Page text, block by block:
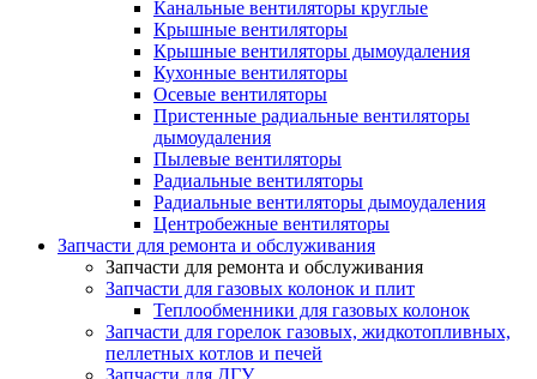
Канальные вентиляторы круглые
Крышные вентиляторы
Крышные вентиляторы дымоудаления
Кухонные вентиляторы
Осевые вентиляторы
Пристенные радиальные вентиляторы
дымоудаления
Пылевые вентиляторы
Радиальные вентиляторы
Радиальные вентиляторы дымоудаления
Центробежные вентиляторы
Запчасти для ремонта и обслуживания
Запчасти для ремонта и обслуживания
Запчасти для газовых колонок и плит
Теплообменники для газовых колонок
Запчасти для горелок газовых, жидкотопливных,
пеллетных котлов и печей
Запчасти для ДГУ